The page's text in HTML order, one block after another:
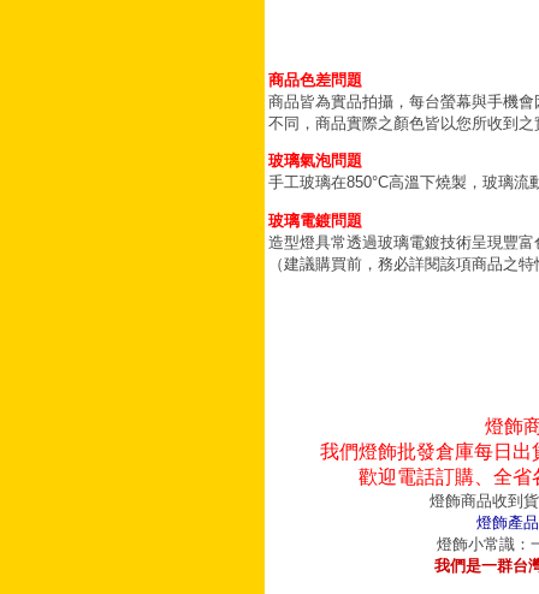
商品色差問題
商品皆為實品拍攝，每台螢幕與手機
不同，商品實際之顏色皆以您所收到之
玻璃氣泡問題
手工玻璃在850°C高溫下燒製，玻璃
玻璃電鍍問題
造型燈具常透過玻璃電鍍技術呈現豐
（建議購買前，務必詳閱該項商品之
燈飾
我們燈飾批發倉庫每日
歡迎電話訂購、全
燈飾商品收到
燈飾產
燈飾小常識：
我們是一群台